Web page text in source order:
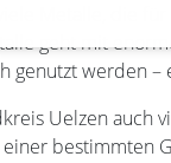
Metalle, die
geht mit
genutzt werden
Uelzen auch
bestimmten